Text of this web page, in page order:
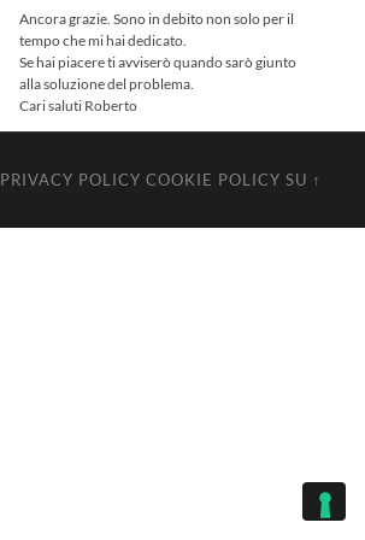
Ancora grazie. Sono in debito non solo per il
tempo che mi hai dedicato.
Se hai piacere ti avviserò quando sarò giunto
alla soluzione del problema.
Cari saluti Roberto
PRIVACY POLICY COOKIE POLICY SU ↑